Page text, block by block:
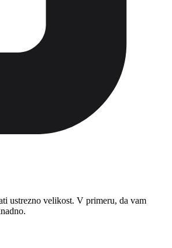
ustrezno velikost. V primeru, da vam